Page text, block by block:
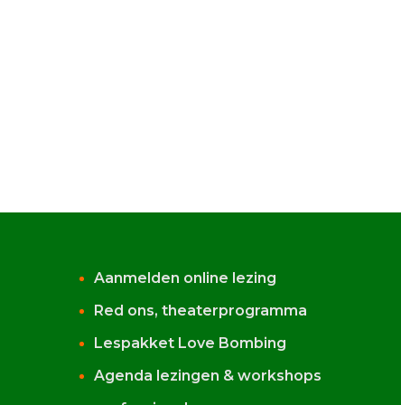
Aanmelden online lezing
Red ons, theaterprogramma
Lespakket Love Bombing
Agenda lezingen & workshops